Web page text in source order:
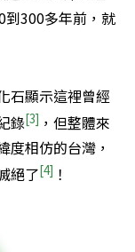
到300多年前，就
石顯示這裡曾經
錄[3] ，但整體來
度相仿的台灣，
絕了[4] ！